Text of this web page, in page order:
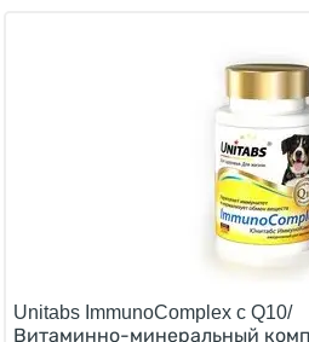
Unitabs ImmunoComplex с Q10/
Витаминно-минеральный